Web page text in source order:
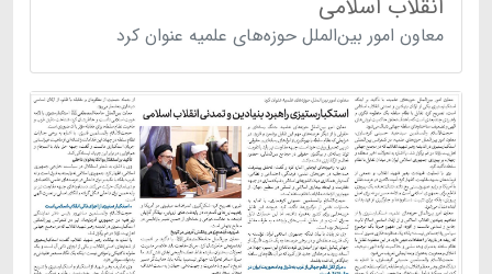
انقلاب اسلامی
معاون امور بین‌الملل حوزه‌های علمیه عنوان کرد